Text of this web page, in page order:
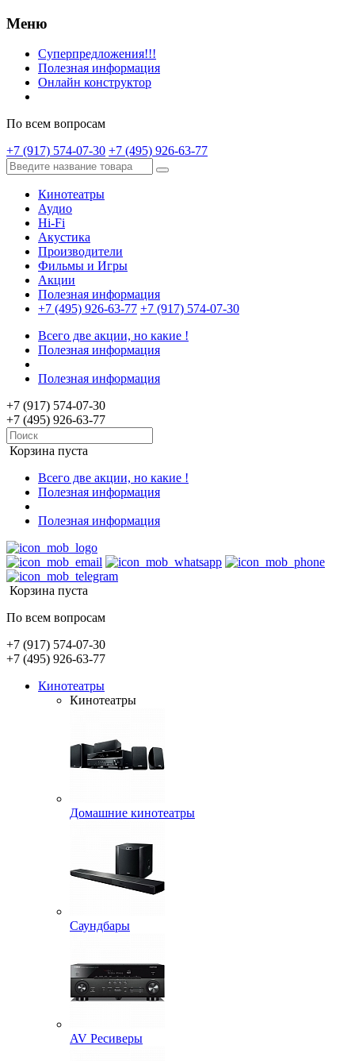
Меню
Суперпредложения!!!
Полезная информация
Онлайн конструктор
По всем вопросам
+7 (917) 574-07-30 +7 (495) 926-63-77
Кинотеатры
Аудио
Hi-Fi
Акустика
Производители
Фильмы и Игры
Акции
Полезная информация
+7 (495) 926-63-77 +7 (917) 574-07-30
Всего две акции, но какие !
Полезная информация
Полезная информация
+7 (917) 574-07-30
+7 (495) 926-63-77
Корзина пуста
Всего две акции, но какие !
Полезная информация
Полезная информация
Корзина пуста
По всем вопросам
+7 (917) 574-07-30
+7 (495) 926-63-77
Кинотеатры
Кинотеатры
Домашние кинотеатры
Саундбары
AV Ресиверы